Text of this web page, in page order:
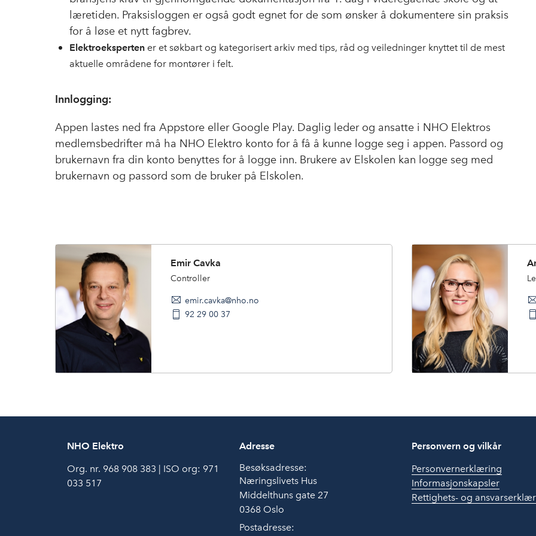
læretiden. Praksisloggen er også godt egnet for de som ønsker å dokumentere sin praksis
for å løse et nytt fagbrev.
Elektroeksperten er et søkbart og kategorisert arkiv med tips, råd og veiledninger knyttet til de mest
aktuelle områdene for montører i felt.
Innlogging:
Appen lastes ned fra Appstore eller Google Play. Daglig leder og ansatte i NHO Elektros
medlemsbedrifter må ha NHO Elektro konto for å få å kunne logge seg i appen. Passord og
brukernavn fra din konto benyttes for å logge inn. Brukere av Elskolen kan logge seg med
brukernavn og passord som de bruker på Elskolen.
Emir Cavka
Controller
emir.cavka@nho.no
92 29 00 37
NHO Elektro
Org. nr. 968 908 383 | ISO org: 971
033 517
Adresse
Besøksadresse:
Næringslivets Hus
Middelthuns gate 27
0368 Oslo
Postadresse:
Personvern og vilkår
Personvernerklæring
Informasjonskapsler
Rettighets- og